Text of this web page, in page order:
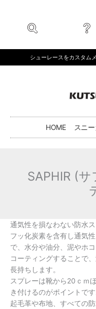
キ
シューレースをカスタム
HOME スニ
SAPHIR (
通気性を損なわない防水
フッ化炭素を含有し通気
で、水分や油分、泥やホ
コーティングすることで
長持ちします。
スプレーは靴から20ｃｍ
き付けるのがポイントです
起毛革や布地、すべての